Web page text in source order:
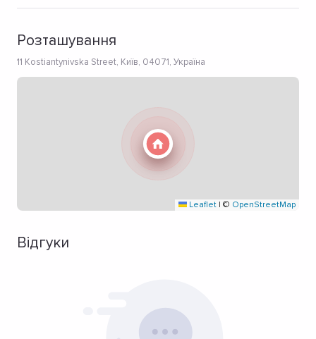
Розташування
11 Kostiantynivska Street, Київ, 04071, Україна
Leaflet | © OpenStreetMap
Відгуки